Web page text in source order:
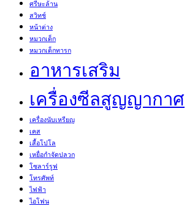
ศรีษะล้าน
สวิทช์
หน้าต่าง
หมวกเด็ก
หมวกเด็กทารก
อาหารเสริม
เครื่องซีลสูญญากาศ
เครื่องนับเหรียญ
เคส
เสื้อโปโล
เหยื่อกำจัดปลวก
โซลาร์รูฟ
โทรศัพท์
ไฟฟ้า
ไอโฟน